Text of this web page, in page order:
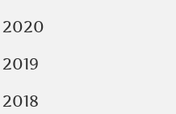
2020
2019
2018